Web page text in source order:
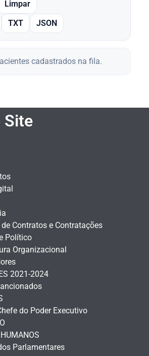
Limpar
TXT JSON
cadastrados na fila.
Site
de Contratos e Contratações
Político
Organizacional
2021-2024
do Poder Executivo
Parlamentares